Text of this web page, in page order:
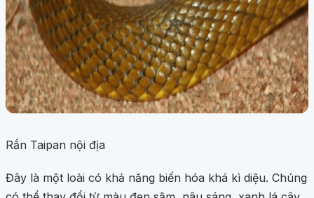
Rắn Taipan nội địa
Đây là một loài có khả năng biến hóa khá kì diệu. Chúng